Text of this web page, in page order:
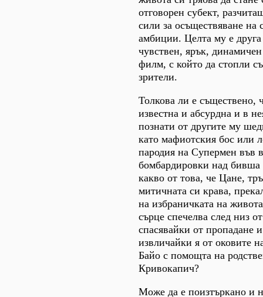
отговорен субект,
сили за осъществяване на
амбиции. Целта му е друга
чувствен, ярък,
филм, с който да стопли
зрители.
Толкова ли е съществено,
известна и абсурдна и в
познати от другите му
като мафиотския бос или
пародия на Супермен във
бомбардировки над
какво от това, че Цане,
митичната си крава,
на избраничката на
сърце спечелва след низ
спасявайки от пропадане
извличайки я от оковите
Байо с помощта на
Кривокапич?
Може да е поизтъркано и